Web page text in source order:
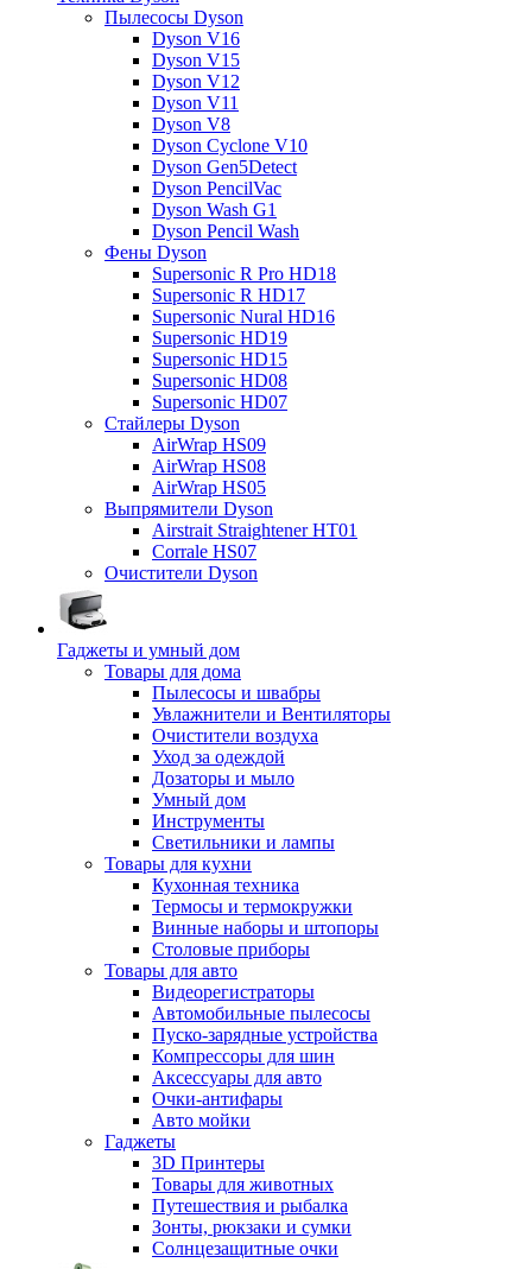
Пылесосы Dyson
Dyson V16
Dyson V15
Dyson V12
Dyson V11
Dyson V8
Dyson Cyclone V10
Dyson Gen5Detect
Dyson PencilVac
Dyson Wash G1
Dyson Pencil Wash
Фены Dyson
Supersonic R Pro HD18
Supersonic R HD17
Supersonic Nural HD16
Supersonic HD19
Supersonic HD15
Supersonic HD08
Supersonic HD07
Стайлеры Dyson
AirWrap HS09
AirWrap HS08
AirWrap HS05
Выпрямители Dyson
Airstrait Straightener HT01
Corrale HS07
Очистители Dyson
Гаджеты и умный дом
Товары для дома
Пылесосы и швабры
Увлажнители и Вентиляторы
Очистители воздуха
Уход за одеждой
Дозаторы и мыло
Умный дом
Инструменты
Светильники и лампы
Товары для кухни
Кухонная техника
Термосы и термокружки
Винные наборы и штопоры
Столовые приборы
Товары для авто
Видеорегистраторы
Автомобильные пылесосы
Пуско-зарядные устройства
Компрессоры для шин
Аксессуары для авто
Очки-антифары
Авто мойки
Гаджеты
3D Принтеры
Товары для животных
Путешествия и рыбалка
Зонты, рюкзаки и сумки
Солнцезащитные очки